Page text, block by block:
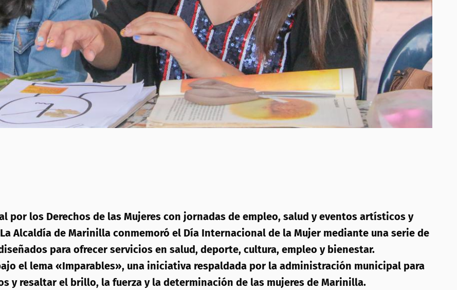
por los Derechos de las Mujeres con jornadas de empleo, salud y eventos artísticos y
Alcaldía de Marinilla conmemoró el Día Internacional de la Mujer mediante una serie de
para ofrecer servicios en salud, deporte, cultura, empleo y bienestar.
el lema «Imparables», una iniciativa respaldada por la administración municipal para
y resaltar el brillo, la fuerza y la determinación de las mujeres de Marinilla.